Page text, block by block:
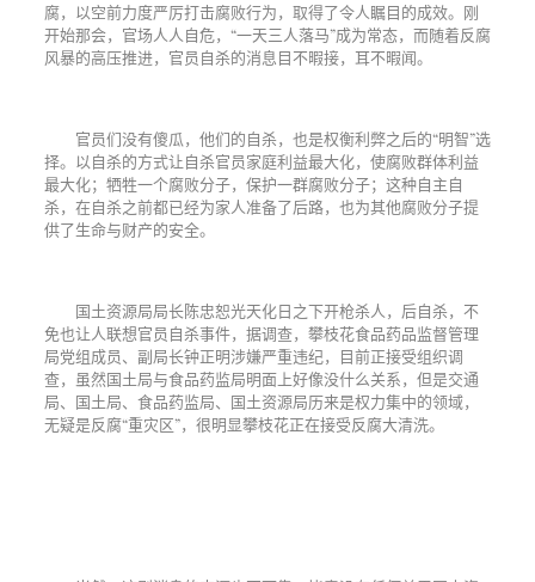
腐，以空前力度严厉打击腐败行为，取得了令人瞩目的成效。刚
开始那会，官场人人自危，“一天三人落马”成为常态，而随着反腐
风暴的高压推进，官员自杀的消息目不暇接，耳不暇闻。
官员们没有傻瓜，他们的自杀，也是权衡利弊之后的“明智”选
择。以自杀的方式让自杀官员家庭利益最大化，使腐败群体利益
最大化；牺牲一个腐败分子，保护一群腐败分子；这种自主自
杀，在自杀之前都已经为家人准备了后路，也为其他腐败分子提
供了生命与财产的安全。
国土资源局局长陈忠恕光天化日之下开枪杀人，后自杀，不
免也让人联想官员自杀事件，据调查，攀枝花食品药品监督管理
局党组成员、副局长钟正明涉嫌严重违纪，目前正接受组织调
查，虽然国土局与食品药监局明面上好像没什么关系，但是交通
局、国土局、食品药监局、国土资源局历来是权力集中的领域，
无疑是反腐“重灾区”，很明显攀枝花正在接受反腐大清洗。